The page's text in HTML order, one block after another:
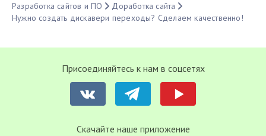
Разработка сайтов и ПО
Доработка сайта
Нужно создать дискавери переходы? Сделаем качественно!
Присоединяйтесь к нам в соцсетях
Cкачайте наше приложение